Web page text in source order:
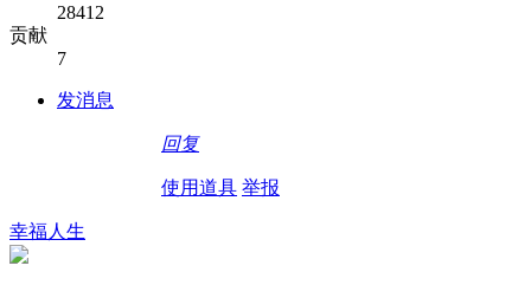
28412
贡献
7
发消息
回复
使用道具 举报
幸福人生